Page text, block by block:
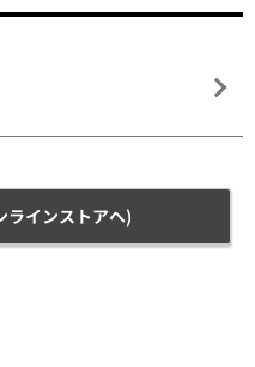
ラインストアへ)